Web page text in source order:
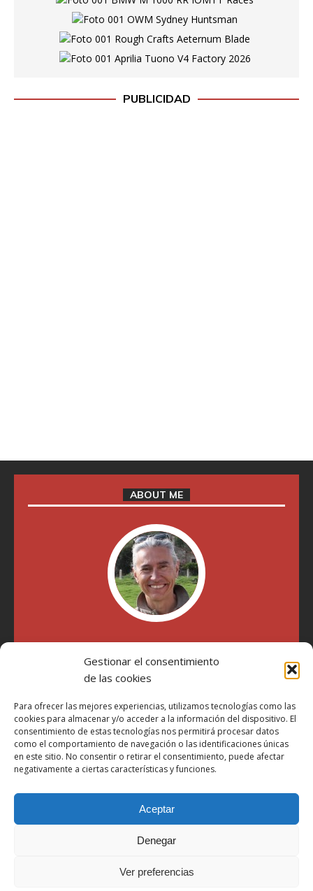
Gestionar el consentimiento
de las cookies
Para ofrecer las mejores experiencias, utilizamos tecnologías como las
cookies para almacenar y/o acceder a la información del dispositivo. El
consentimiento de estas tecnologías nos permitirá procesar datos
como el comportamiento de navegación o las identificaciones únicas
en este sitio. No consentir o retirar el consentimiento, puede afectar
negativamente a ciertas características y funciones.
Aceptar
Denegar
Ver preferencias
PUBLICIDAD
ABOUT ME
"Soy Manel Hospido, nací en Valencia en 1969 y desde el
año 2007 he escrito sobre motos en distintos medios.
Millatrece.com es una apuesta por escribir sobre lo que me
participa"
Aviso Legal
Política de Privacidad
Más Información sobre Cookies